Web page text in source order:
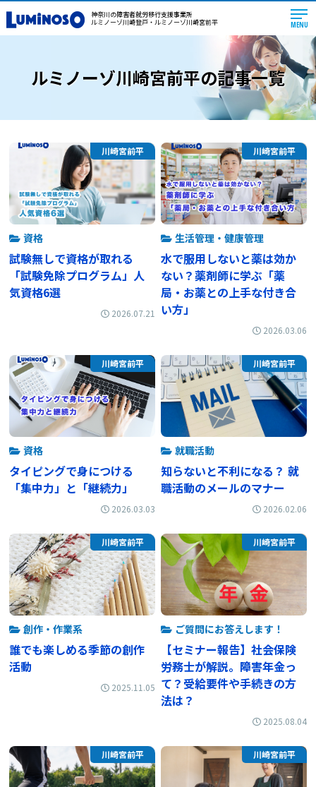
神奈川の障害者就労移行支援事業所
ルミノーゾ川崎登戸・ルミノーゾ川崎宮前平
MENU
ルミノーゾ川崎宮前平の記事一覧
川崎宮前平
資格
試験無しで資格が取れる
「試験免除プログラム」人
気資格6選
2026.07.21
川崎宮前平
生活管理・健康管理
水で服用しないと薬は効か
ない？薬剤師に学ぶ「薬
局・お薬との上手な付き合
い方」
2026.03.06
川崎宮前平
資格
タイピングで身につける
「集中力」と「継続力」
2026.03.03
川崎宮前平
就職活動
知らないと不利になる？ 就
職活動のメールのマナー
2026.02.06
川崎宮前平
創作・作業系
誰でも楽しめる季節の創作
活動
2025.11.05
川崎宮前平
ご質問にお答えします！
【セミナー報告】社会保険
労務士が解説。障害年金っ
て？受給要件や手続きの方
法は？
2025.08.04
川崎宮前平 川崎宮前平